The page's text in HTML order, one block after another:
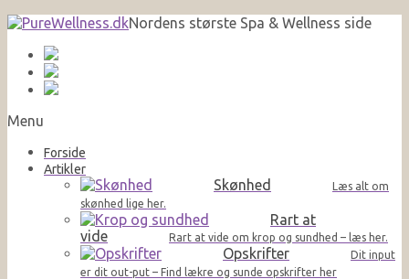
Nordens største Spa & Wellness side
Menu
Forside
Artikler
Skønhed
Læs alt om
skønhed lige her.
Rart at
vide
Rart at vide om krop og sundhed – læs her.
Opskrifter
Dit input
er dit out-put – Find lækre og sunde opskrifter her